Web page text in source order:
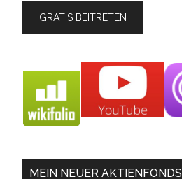
MEIN NEUER AKTIENFONDS